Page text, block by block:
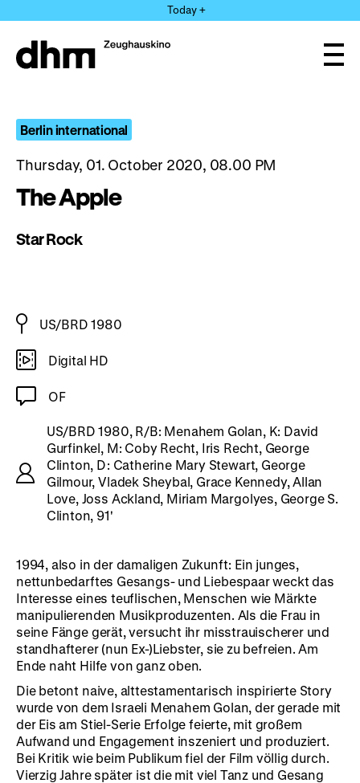
directly
the
Today +
Berlin international
Thursday, 01. October 2020, 08.00 PM
The Apple
Star Rock
US/BRD 1980
Digital HD
OF
US/BRD 1980, R/B: Menahem Golan, K: David
Gurfinkel, M: Coby Recht, Iris Recht, George
Clinton, D: Catherine Mary Stewart, George
Gilmour, Vladek Sheybal, Grace Kennedy, Allan
Love, Joss Ackland, Miriam Margolyes, George S.
Clinton, 91'
1994, also in der damaligen Zukunft: Ein junges,
nettunbedarftes Gesangs- und Liebespaar weckt das
Interesse eines teuflischen, Menschen wie Märkte
manipulierenden Musikproduzenten. Als die Frau in
seine Fänge gerät, versucht ihr misstrauischerer und
standhafterer (nun Ex-)Liebster, sie zu befreien. Am
Ende naht Hilfe von ganz oben.
Die betont naive, alttestamentarisch inspirierte Story
wurde von dem Israeli Menahem Golan, der gerade mit
der Eis am Stiel-Serie Erfolge feierte, mit großem
Aufwand und Engagement inszeniert und produziert.
Bei Kritik wie beim Publikum fiel der Film völlig durch.
Vierzig Jahre später ist die mit viel Tanz und Gesang